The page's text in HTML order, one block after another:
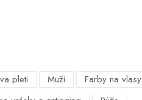
pleti Muži
Farby na vlasy